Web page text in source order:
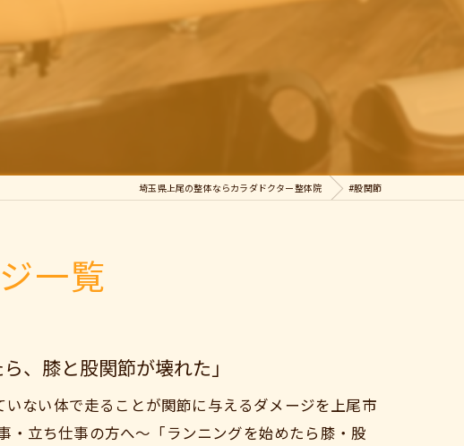
埼玉県上尾の整体ならカラダドクター整体院 #股関節
一覧
、膝と股関節が壊れた」
ない体で走ることが関節に与えるダメージを上尾市
・立ち仕事の方へ～「ランニングを始めたら膝・股